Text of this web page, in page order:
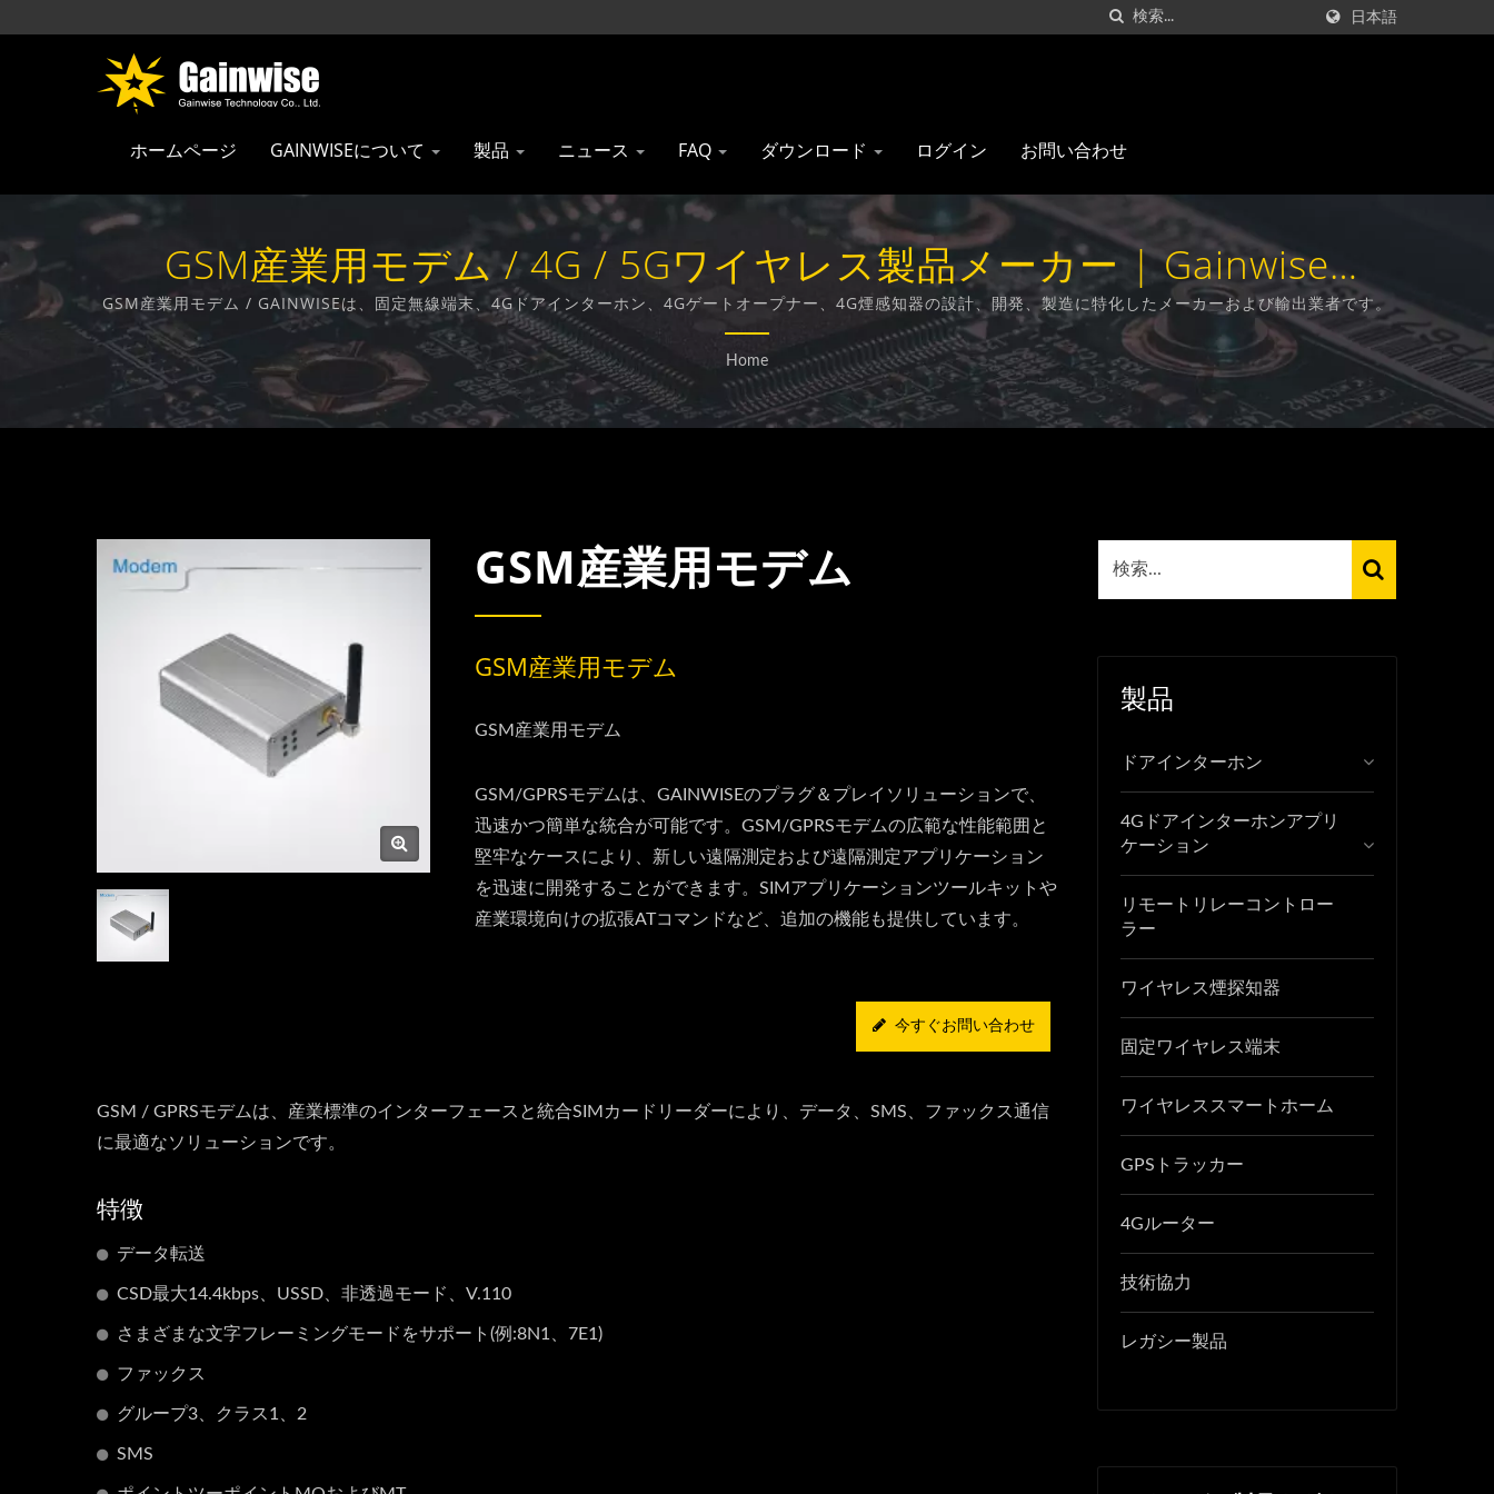
日本語
ホームページ GAINWISEについて 製品 ニュース FAQ ダウンロード ログイン お問い合わせ
GSM産業用モデム / 4G / 5Gワイヤレス製品メーカー | Gainwise
Technology Co., Ltd.
GSM産業用モデム / GAINWISEは、固定無線端末、4Gドアインターホン、4Gゲートオープナー、4G煙感知器の設計、開発、製造に特化したメーカーおよび輸出業者です。
Home
GSM産業用モデム
GSM産業用モデム
GSM産業用モデム
GSM/GPRSモデムは、GAINWISEのプラグ＆プレイソリューションで、
迅速かつ簡単な統合が可能です。GSM/GPRSモデムの広範な性能範囲と
堅牢なケースにより、新しい遠隔測定および遠隔測定アプリケーション
を迅速に開発することができます。SIMアプリケーションツールキットや
産業環境向けの拡張ATコマンドなど、追加の機能も提供しています。
今すぐお問い合わせ
GSM / GPRSモデムは、産業標準のインターフェースと統合SIMカードリーダーにより、データ、SMS、ファックス通信
に最適なソリューションです。
特徴
データ転送
CSD最大14.4kbps、USSD、非透過モード、V.110
さまざまな文字フレーミングモードをサポート(例:8N1、7E1)
ファックス
グループ3、クラス1、2
SMS
製品
ドアインターホン
4Gドアインターホンアプリ
ケーション
リモートリレーコントロー
ラー
ワイヤレス煙探知器
固定ワイヤレス端末
ワイヤレススマートホーム
GPSトラッカー
4Gルーター
技術協力
レガシー製品